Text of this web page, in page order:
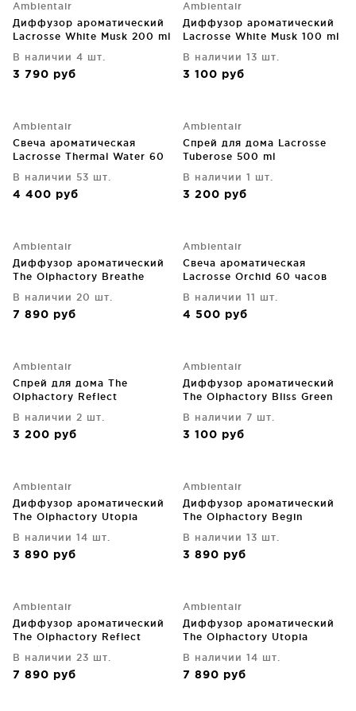
Ambientair
Диффузор ароматический
Lacrosse White Musk 200 ml
В наличии 4 шт.
3 790 руб
Ambientair
Диффузор ароматический
Lacrosse White Musk 100 ml
В наличии 13 шт.
3 100 руб
Ambientair
Свеча ароматическая
Lacrosse Thermal Water 60
В наличии 53 шт.
4 400 руб
Ambientair
Спрей для дома Lacrosse
Tuberose 500 ml
В наличии 1 шт.
3 200 руб
Ambientair
Диффузор ароматический
The Olphactory Breathe
В наличии 20 шт.
7 890 руб
Ambientair
Свеча ароматическая
Lacrosse Orchid 60 часов
В наличии 11 шт.
4 500 руб
Ambientair
Спрей для дома The
Olphactory Reflect
Frankinsense 500 ml
В наличии 2 шт.
3 200 руб
Ambientair
Диффузор ароматический
The Olphactory Bliss Green
В наличии 7 шт.
3 100 руб
Ambientair
Диффузор ароматический
The Olphactory Utopia
В наличии 14 шт.
3 890 руб
Ambientair
Диффузор ароматический
The Olphactory Begin
В наличии 13 шт.
3 890 руб
Ambientair
Диффузор ароматический
The Olphactory Reflect
Frankinsense 500 ml
В наличии 23 шт.
7 890 руб
Ambientair
Диффузор ароматический
The Olphactory Utopia
В наличии 14 шт.
7 890 руб